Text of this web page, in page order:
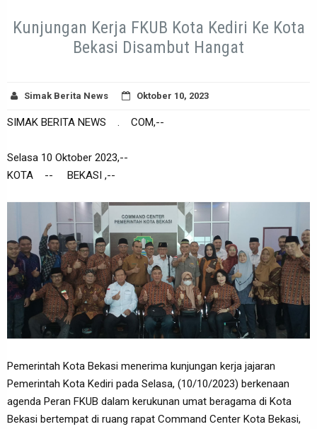
Kunjungan Kerja FKUB Kota Kediri Ke Kota
Bekasi Disambut Hangat
Simak Berita News Oktober 10, 2023
SIMAK BERITA NEWS . COM,--
Selasa 10 Oktober 2023,--
KOTA -- BEKASI ,--
Pemerintah Kota Bekasi menerima kunjungan kerja jajaran
Pemerintah Kota Kediri pada Selasa, (10/10/2023) berkenaan
agenda Peran FKUB dalam kerukunan umat beragama di Kota
Bekasi bertempat di ruang rapat Command Center Kota Bekasi,